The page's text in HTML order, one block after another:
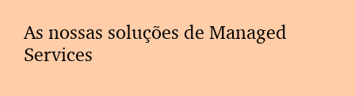
As nossas soluções de Managed
Services